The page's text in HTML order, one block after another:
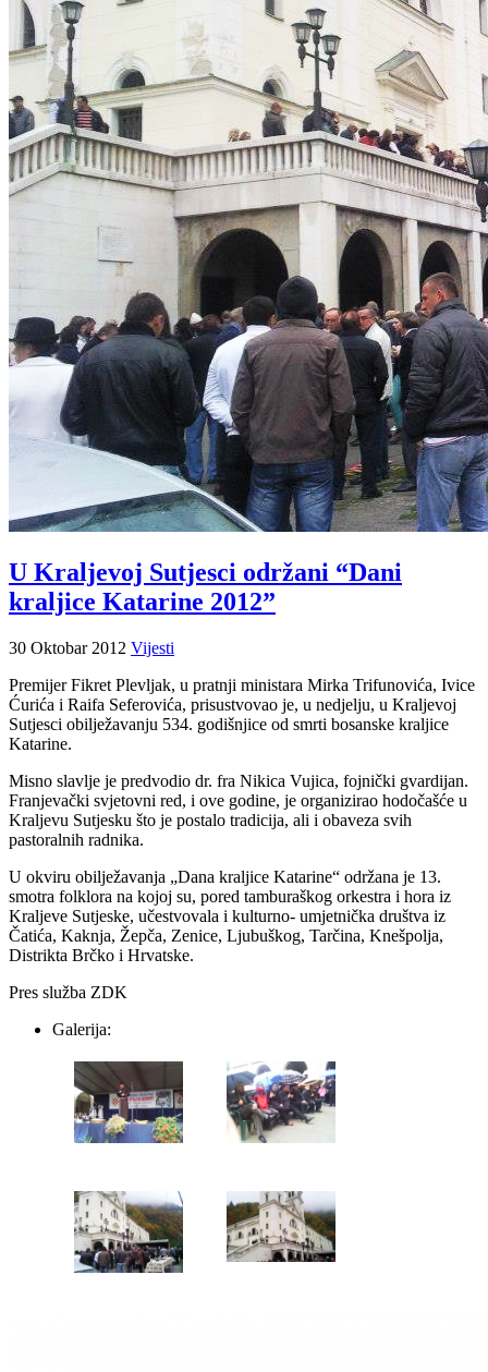
U Kraljevoj Sutjesci održani “Dani
kraljice Katarine 2012”
30 Oktobar 2012 Vijesti
Premijer Fikret Plevljak, u pratnji ministara Mirka Trifunovića, Ivice
Ćurića i Raifa Seferovića, prisustvovao je, u nedjelju, u Kraljevoj
Sutjesci obilježavanju 534. godišnjice od smrti bosanske kraljice
Katarine.
Misno slavlje je predvodio dr. fra Nikica Vujica, fojnički gvardijan.
Franjevački svjetovni red, i ove godine, je organizirao hodočašće u
Kraljevu Sutjesku što je postalo tradicija, ali i obaveza svih
pastoralnih radnika.
U okviru obilježavanja „Dana kraljice Katarine“ održana je 13.
smotra folklora na kojoj su, pored tamburaškog orkestra i hora iz
Kraljeve Sutjeske, učestvovala i kulturno- umjetnička društva iz
Čatića, Kaknja, Žepča, Zenice, Ljubuškog, Tarčina, Knešpolja,
Distrikta Brčko i Hrvatske.
Pres služba ZDK
Galerija: